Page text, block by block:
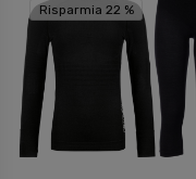
Risparmia 22 %